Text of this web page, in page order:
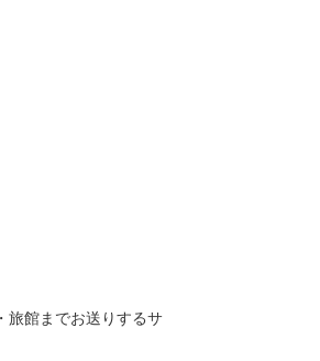
旅館までお送りするサ